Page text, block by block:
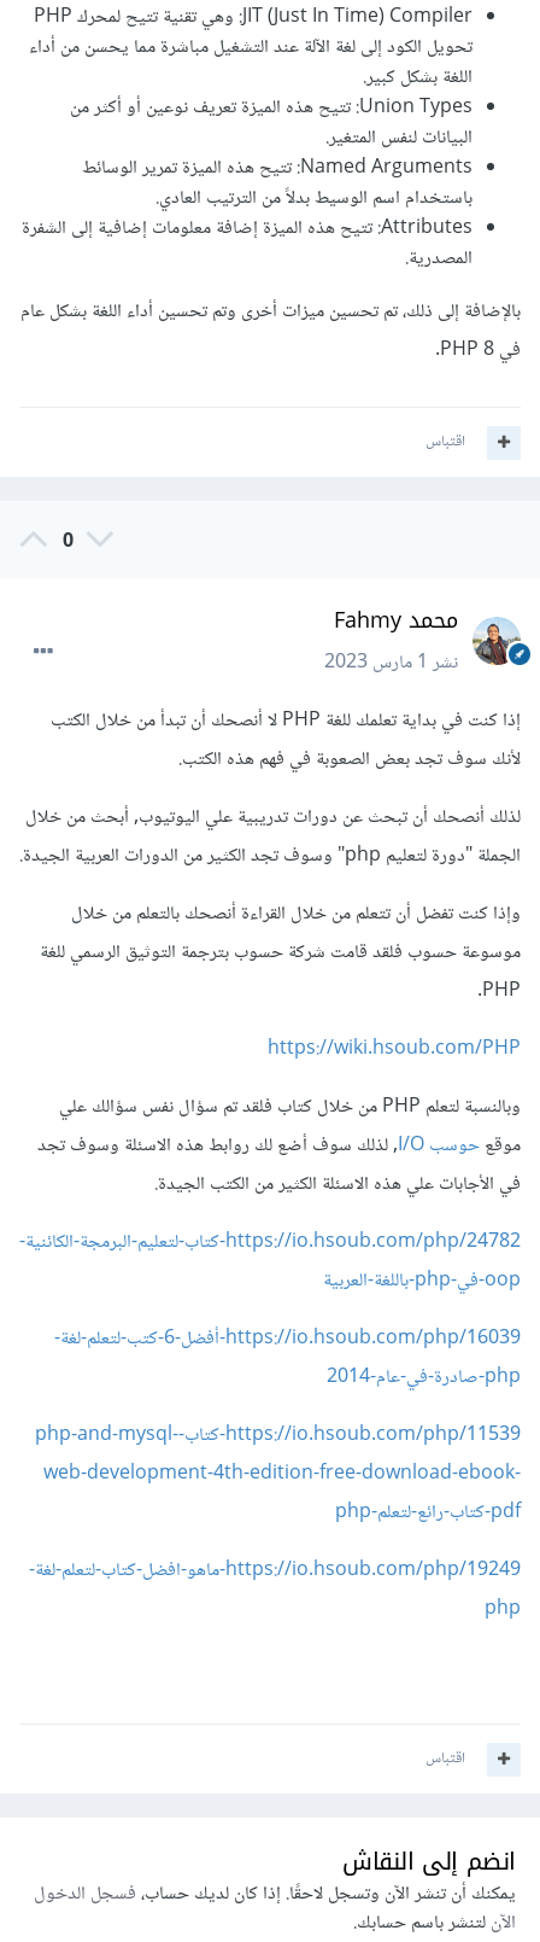
JIT (Just In Time) Compiler: وهي تقنية تتيح لمحرك PHP
تحويل الكود إلى لغة الآلة عند التشغيل مباشرة مما يحسن من أداء
اللغة بشكل كبير.
Union Types: تتيح هذه الميزة تعريف نوعين أو أكثر من
البيانات لنفس المتغير.
Named Arguments: تتيح هذه الميزة تمرير الوسائط
باستخدام اسم الوسيط بدلاً من الترتيب العادي.
Attributes: تتيح هذه الميزة إضافة معلومات إضافية إلى الشفرة
المصدرية.
بالإضافة إلى ذلك، تم تحسين ميزات أخرى وتم تحسين أداء اللغة بشكل عام
في PHP 8.
اقتباس
0
محمد Fahmy
نشر1 مارس 2023
إذا كنت في بداية تعلمك للغة PHP لا أنصحك أن تبدأ من خلال الكتب
لأنك سوف تجد بعض الصعوبة في فهم هذه الكتب.
لذلك أنصحك أن تبحث عن دورات تدريبية علي اليوتيوب, أبحث من خلال
الجملة "دورة لتعليم php" وسوف تجد الكثير من الدورات العربية الجيدة.
وإذا كنت تفضل أن تتعلم من خلال القراءة أنصحك بالتعلم من خلال
موسوعة حسوب فلقد قامت شركة حسوب بترجمة التوثيق الرسمي للغة
PHP.
https://wiki.hsoub.com/PHP
وبالنسبة لتعلم PHP من خلال كتاب فلقد تم سؤال نفس سؤالك علي
موقعحوسب I/O
, لذلك سوف أضع لك روابط هذه الاسئلة وسوف تجد
في الأجابات علي هذه الاسئلة الكثير من الكتب الجيدة.
https://io.hsoub.com/php/24782-كتاب-لتعليم-البرمجة-الكائنية-
oop-في-php-باللغة-العربية
https://io.hsoub.com/php/16039-أفضل-6-كتب-لتعلم-لغة-
php-صادرة-في-عام-2014
https://io.hsoub.com/php/11539-كتاب-php-and-mysql-
web-development-4th-edition-free-download-ebook-
pdf-كتاب-رائع-لتعلم-php
https://io.hsoub.com/php/19249-ماهو-افضل-كتاب-لتعلم-لغة-
php
اقتباس
انضم إلى النقاش
يمكنك أن تنشر الآن وتسجل لاحقًا. إذا كان لديك حساب،فسجل الدخول
الآنلتنشر باسم حسابك.